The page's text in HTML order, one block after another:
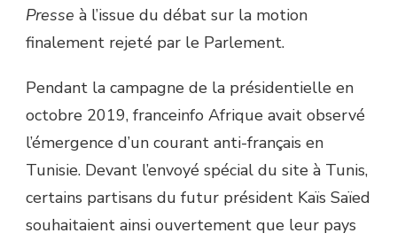
Presse à l’issue du débat sur la motion
finalement rejeté par le Parlement.
Pendant la campagne de la présidentielle en
octobre 2019, franceinfo Afrique avait observé
l’émergence d’un courant anti-français en
Tunisie. Devant l’envoyé spécial du site à Tunis,
certains partisans du futur président Kaïs Saïed
souhaitaient ainsi ouvertement que leur pays